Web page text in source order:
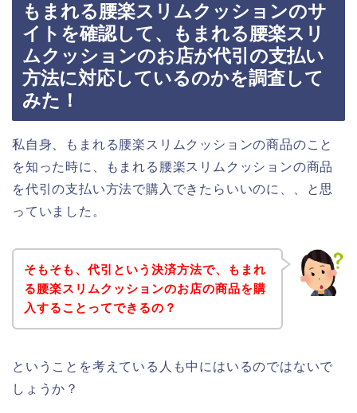
もまれる腰楽スリムクッションのサ
イトを確認して、もまれる腰楽スリ
ムクッションのお店が代引の支払い
方法に対応しているのかを調査して
みた！
私自身、もまれる腰楽スリムクッションの商品のこと
を知った時に、もまれる腰楽スリムクッションの商品
を代引の支払い方法で購入できたらいいのに、、と思
っていました。
そもそも、代引という決済方法で、もまれ
る腰楽スリムクッションのお店の商品を購
入することってできるの？
ということを考えている人も中にはいるのではないで
しょうか？